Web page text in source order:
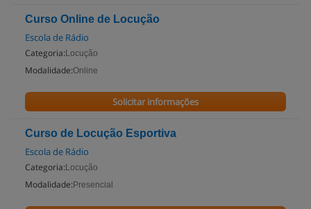
Curso Online de Locução
Escola de Rádio
Categoria: Locução
Modalidade:Online
Solicitar informações
Curso de Locução Esportiva
Escola de Rádio
Categoria: Locução
Modalidade: Presencial